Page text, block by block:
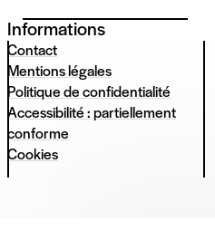
Informations
Contact
Mentions légales
Politique de confidentialité
Accessibilité : partiellement
conforme
Cookies